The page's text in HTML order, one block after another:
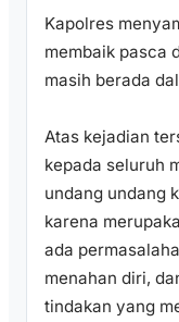
Kapolres
membaik pasca
masih berada
Atas kejadian
kepada seluruh
undang undang
karena
ada
menahan diri,
tindakan yang